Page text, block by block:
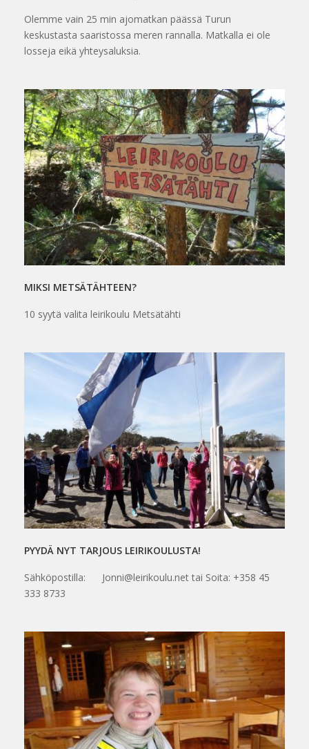
Olemme vain 25 min ajomatkan päässä Turun
keskustasta saaristossa meren rannalla. Matkalla ei ole
losseja eikä yhteysaluksia.
MIKSI METSÄTÄHTEEN?
10 syytä valita leirikoulu Metsätähti
PYYDÄ NYT TARJOUS LEIRIKOULUSTA!
Sähköpostilla: Jonni@leirikoulu.net tai Soita: +358 45
333 8733